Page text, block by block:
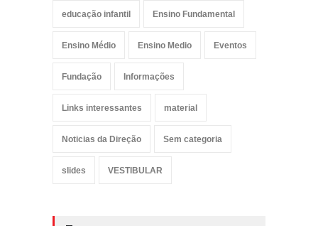
educação infantil Ensino Fundamental
Ensino Médio Ensino Medio Eventos
Fundação Informações
Links interessantes material
Noticias da Direção Sem categoria
slides VESTIBULAR